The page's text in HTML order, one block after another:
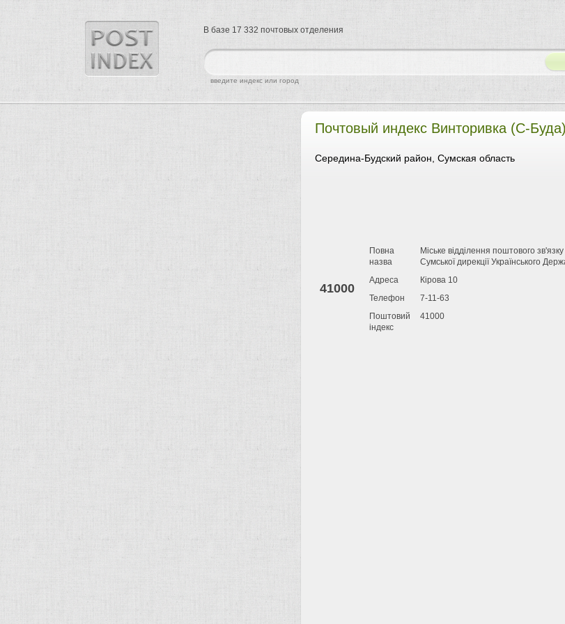
Почтовый индекс Винторивка (С-Буда)
Середина-Будский район, Сумская область
41000
Повна
назва
Міське відділення поштового
Сумської дирекції Українського
Адреса
Кірова 10
Телефон
7-11-63
Поштовий
індекс
41000
найти
введите индекс или город
В базе 17 332 почтовых отделения